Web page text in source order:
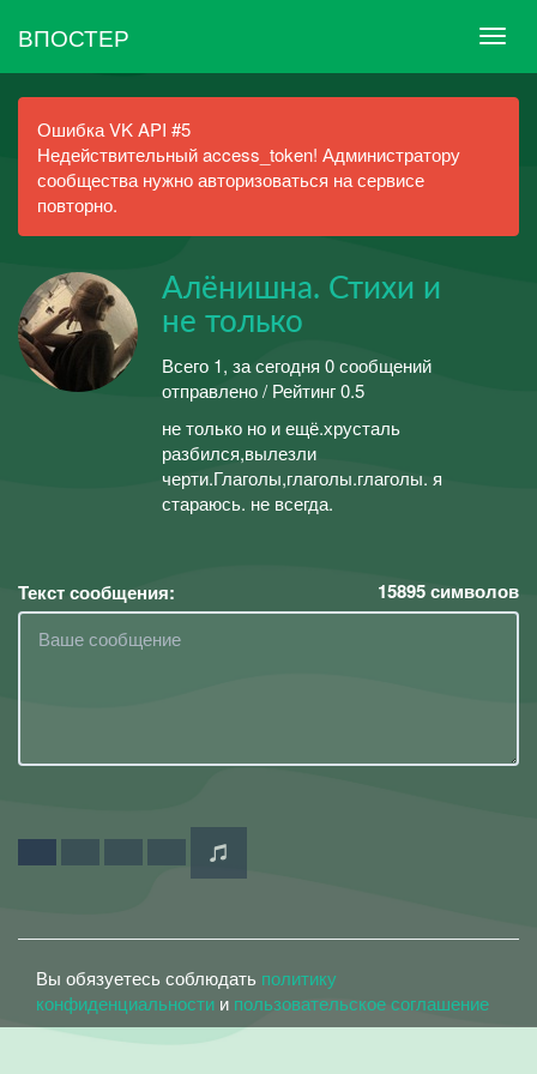
ВПОСТЕР
Ошибка VK API #5
Недействительный access_token! Администратору
сообщества нужно авторизоваться на сервисе
повторно.
Алёнишна. Стихи и
не только
Всего 1, за сегодня 0 сообщений
отправлено / Рейтинг 0.5
не только но и ещё.хрусталь
разбился,вылезли
черти.Глаголы,глаголы.глаголы. я
стараюсь. не всегда.
Текст сообщения: 15895символов
Вы обязуетесь соблюдать политику
конфиденциальности и пользовательское соглашение